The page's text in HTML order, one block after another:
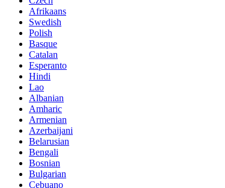
Afrikaans
Swedish
Polish
Basque
Catalan
Esperanto
Hindi
Lao
Albanian
Amharic
Armenian
Azerbaijani
Belarusian
Bengali
Bosnian
Bulgarian
Cebuano